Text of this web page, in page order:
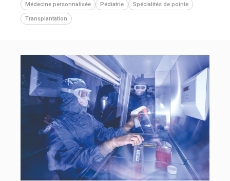
Médecine personnalisée Pédiatrie Spécialités de pointe
Transplantation